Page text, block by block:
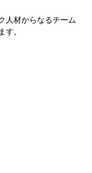
人材からなるチーム
す。